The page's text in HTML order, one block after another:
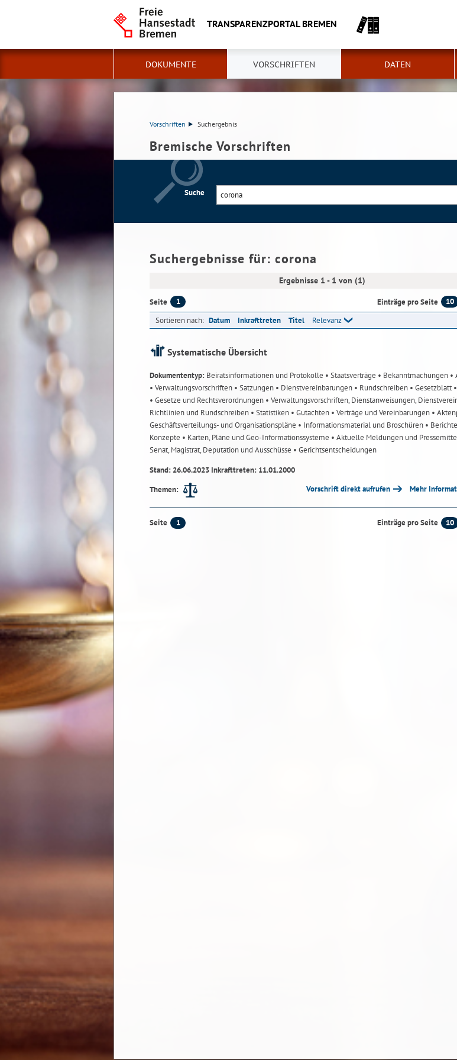
TRANSPARENZPORTAL BREMEN
DOKUMENTE VORSCHRIFTEN DATEN
Vorschriften Suchergebnis
Bremische Vorschriften
Suche
Suchergebnisse für: corona
Ergebnisse 1 - 1 von (1)
Seite 1 Einträge pro Seite 10
Sortieren nach: Datum Inkrafttreten Titel Relevanz
Systematische Übersicht
Dokumententyp: Beiratsinformationen und Protokolle • Staatsverträge • Bekanntmachungen •
• Verwaltungsvorschriften • Satzungen • Dienstvereinbarungen • Rundschreiben • Gesetzblatt
• Gesetze und Rechtsverordnungen • Verwaltungsvorschriften, Dienstanweisungen,
Richtlinien und Rundschreiben • Statistiken • Gutachten • Verträge und Vereinbarungen •
Geschäftsverteilungs- und Organisationspläne • Informationsmaterial und Broschüren •
Konzepte • Karten, Pläne und Geo-Informationssysteme • Aktuelle Meldungen und
Senat, Magistrat, Deputation und Ausschüsse • Gerichtsentscheidungen
Stand: 26.06.2023 Inkrafttreten: 11.01.2000
Themen:
Vorschrift direkt aufrufen Mehr
Seite 1 Einträge pro Seite 10